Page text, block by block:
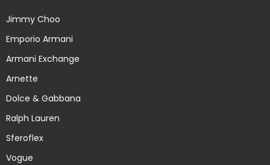
Jimmy Choo
Emporio Armani
Armani Exchange
Arnette
Dolce & Gabbana
Ralph Lauren
Sferoflex
Vogue